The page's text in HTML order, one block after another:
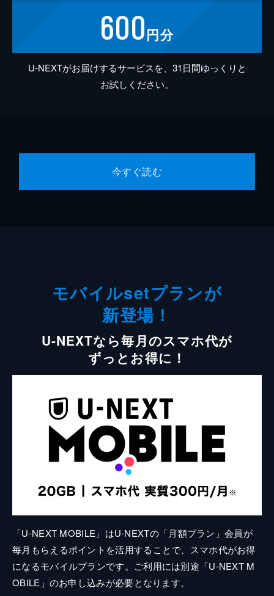
600円分
U-NEXTがお届けするサービスを、31日間ゆっくりと
お試しください。
今すぐ読む
モバイルsetプランが
新登場！
U-NEXTなら毎月のスマホ代が
ずっとお得に！
「U-NEXT MOBILE」はU-NEXTの「月額プラン」会員が
毎月もらえるポイントを活用することで、スマホ代がお得
になるモバイルプランです。ご利用には別途「U-NEXT M
OBILE」のお申し込みが必要となります。